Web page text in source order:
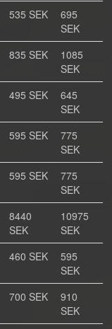
535 SEK
695
SEK
835 SEK
1085
SEK
495 SEK
645
SEK
595 SEK
775
SEK
595 SEK
775
SEK
8440
SEK
10975
SEK
460 SEK
595
SEK
700 SEK
910
SEK